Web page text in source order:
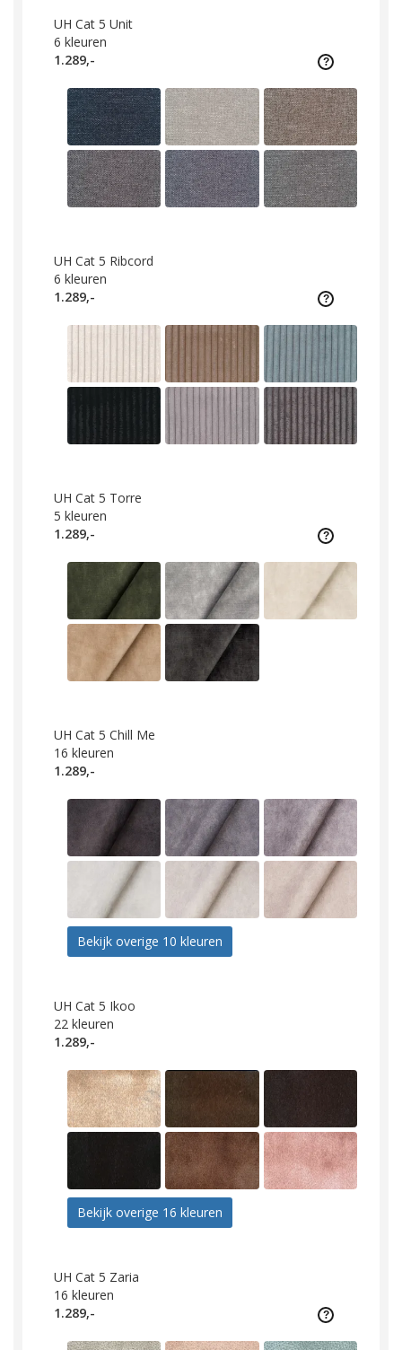
UH Cat 5 Unit
6 kleuren
1.289,-
UH Cat 5 Ribcord
6 kleuren
1.289,-
UH Cat 5 Torre
5 kleuren
1.289,-
UH Cat 5 Chill Me
16 kleuren
1.289,-
Bekijk overige 10 kleuren
UH Cat 5 Ikoo
22 kleuren
1.289,-
Bekijk overige 16 kleuren
UH Cat 5 Zaria
16 kleuren
1.289,-